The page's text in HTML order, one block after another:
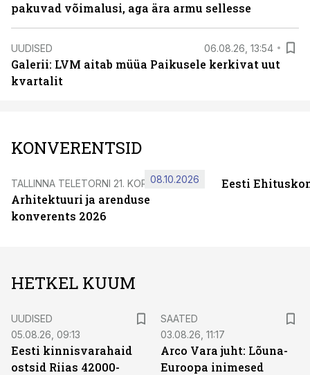
pakuvad võimalusi, aga ära armu sellesse
UUDISED 06.08.26, 13:54
Galerii: LVM aitab müüa Paikusele kerkivat uut
kvartalit
KONVERENTSID
TALLINNA TELETORNI 21. KORRUSEL
Arhitektuuri ja arenduse
konverents 2026
08.10.2026 Eesti
HETKEL KUUM
UUDISED
05.08.26, 09:13
Eesti kinnisvarahaid
ostsid Riias 42000-
SAATED
03.08.26, 11:17
Arco Vara juht: Lõuna-
Euroopa inimesed